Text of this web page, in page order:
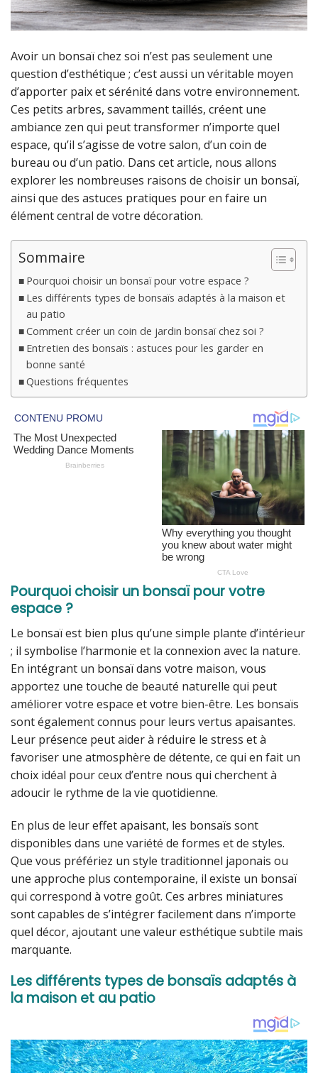
Avoir un bonsaï chez soi n’est pas seulement une
question d’esthétique ; c’est aussi un véritable moyen
d’apporter paix et sérénité dans votre environnement.
Ces petits arbres, savamment taillés, créent une
ambiance zen qui peut transformer n’importe quel
espace, qu’il s’agisse de votre salon, d’un coin de
bureau ou d’un patio. Dans cet article, nous allons
explorer les nombreuses raisons de choisir un bonsaï,
ainsi que des astuces pratiques pour en faire un
élément central de votre décoration.
Sommaire
Pourquoi choisir un bonsaï pour votre espace ?
Les différents types de bonsaïs adaptés à la maison et
au patio
Comment créer un coin de jardin bonsaï chez soi ?
Entretien des bonsaïs : astuces pour les garder en
bonne santé
Questions fréquentes
Pourquoi choisir un bonsaï pour votre
espace ?
Le bonsaï est bien plus qu’une simple plante d’intérieur
; il symbolise l’harmonie et la connexion avec la nature.
En intégrant un bonsaï dans votre maison, vous
apportez une touche de beauté naturelle qui peut
améliorer votre espace et votre bien-être. Les bonsaïs
sont également connus pour leurs vertus apaisantes.
Leur présence peut aider à réduire le stress et à
favoriser une atmosphère de détente, ce qui en fait un
choix idéal pour ceux d’entre nous qui cherchent à
adoucir le rythme de la vie quotidienne.
En plus de leur effet apaisant, les bonsaïs sont
disponibles dans une variété de formes et de styles.
Que vous préfériez un style traditionnel japonais ou
une approche plus contemporaine, il existe un bonsaï
qui correspond à votre goût. Ces arbres miniatures
sont capables de s’intégrer facilement dans n’importe
quel décor, ajoutant une valeur esthétique subtile mais
marquante.
Les différents types de bonsaïs adaptés à
la maison et au patio